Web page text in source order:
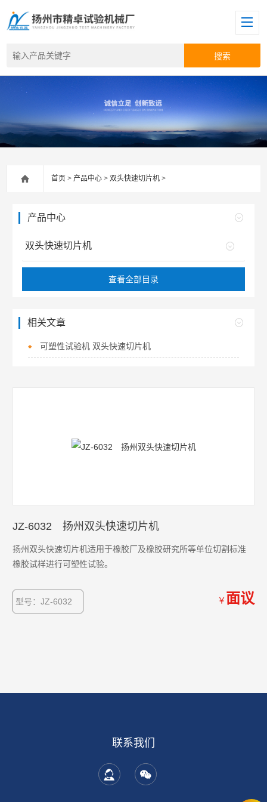
首页 >产品中心 > 双头快速切片机 >
产品中心
双头快速切片机
查看全部目录
相关文章
可塑性试验机 双头快速切片机
JZ-6032 扬州双头快速切片机
扬州双头快速切片机适用于橡胶厂及橡胶研究所等单位切割标准
橡胶试样进行可塑性试验。
型号：JZ-6032 ￥ 面议
联系我们